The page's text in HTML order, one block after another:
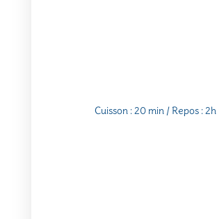
Cuisson : 20 min / Repos : 2h